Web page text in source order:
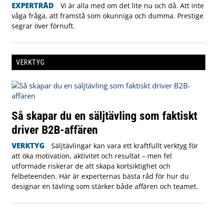
EXPERTRÅD
Vi är alla med om det lite nu och då. Att inte
våga fråga, att framstå som okunniga och dumma. Prestige
segrar över förnuft.
VERKTYG
Så skapar du en säljtävling som faktiskt
driver B2B-affären
VERKTYG
Säljtävlingar kan vara ett kraftfullt verktyg för
att öka motivation, aktivitet och resultat – men fel
utformade riskerar de att skapa kortsiktighet och
felbeteenden. Här är experternas bästa råd för hur du
designar en tävling som stärker både affären och teamet.